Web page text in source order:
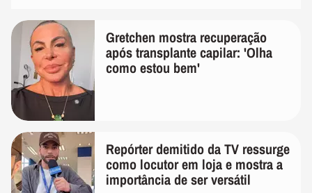
Gretchen mostra recuperação
após transplante capilar: 'Olha
como estou bem'
Repórter demitido da TV ressurge
como locutor em loja e mostra a
importância de ser versátil